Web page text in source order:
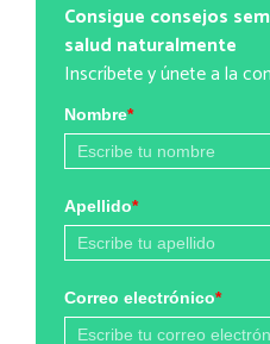
Consigue consejos
salud naturalmente
Inscríbete y únete a la
Nombre*
Apellido*
Correo electrónico*